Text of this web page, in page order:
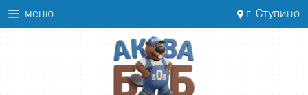
меню г. Ступино